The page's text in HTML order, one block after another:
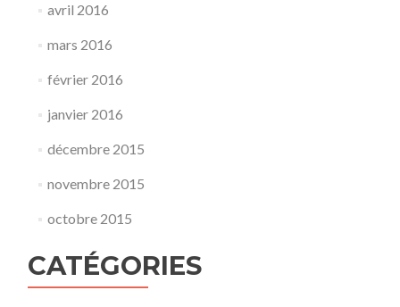
avril 2016
mars 2016
février 2016
janvier 2016
décembre 2015
novembre 2015
octobre 2015
CATÉGORIES